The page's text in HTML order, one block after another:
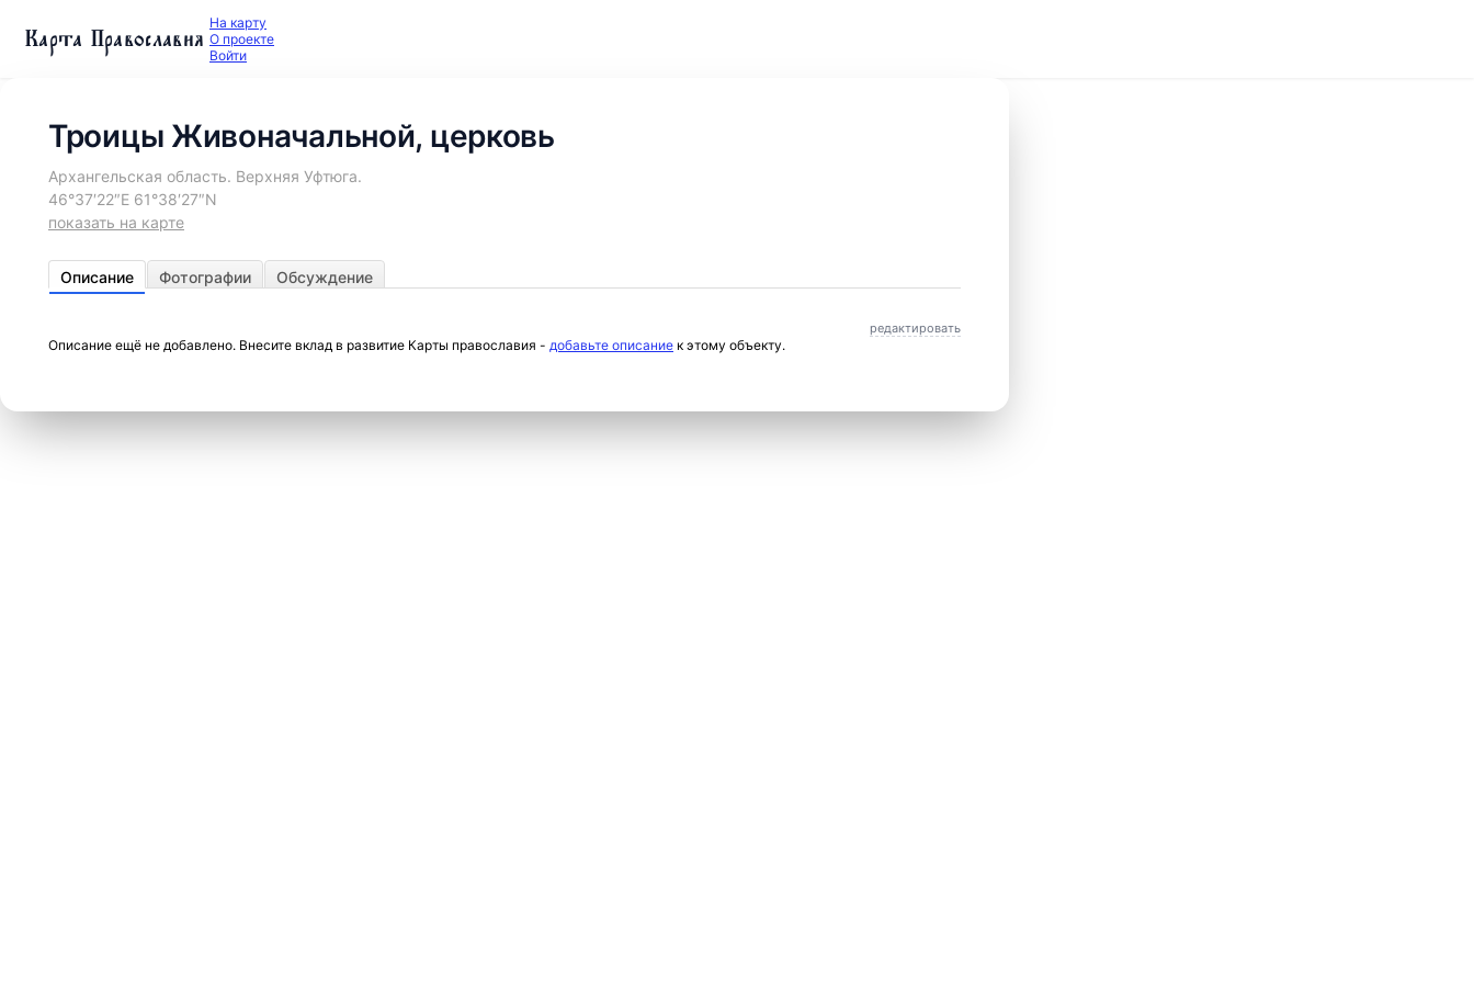
Карта Православия На карту
О проекте
Войти
Троицы Живоначальной, церковь
Архангельская область. Верхняя Уфтюга.
46°37′22″E 61°38′27″N
показать на карте
Описание Фотографии Обсуждение
редактировать
Описание ещё не добавлено. Внесите вклад в развитие Карты православия - добавьте описание к этому объекту.